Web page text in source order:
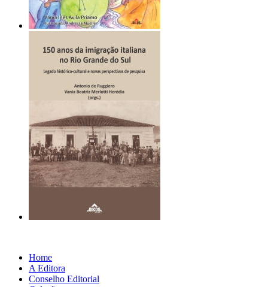
Home
A Editora
Conselho Editorial